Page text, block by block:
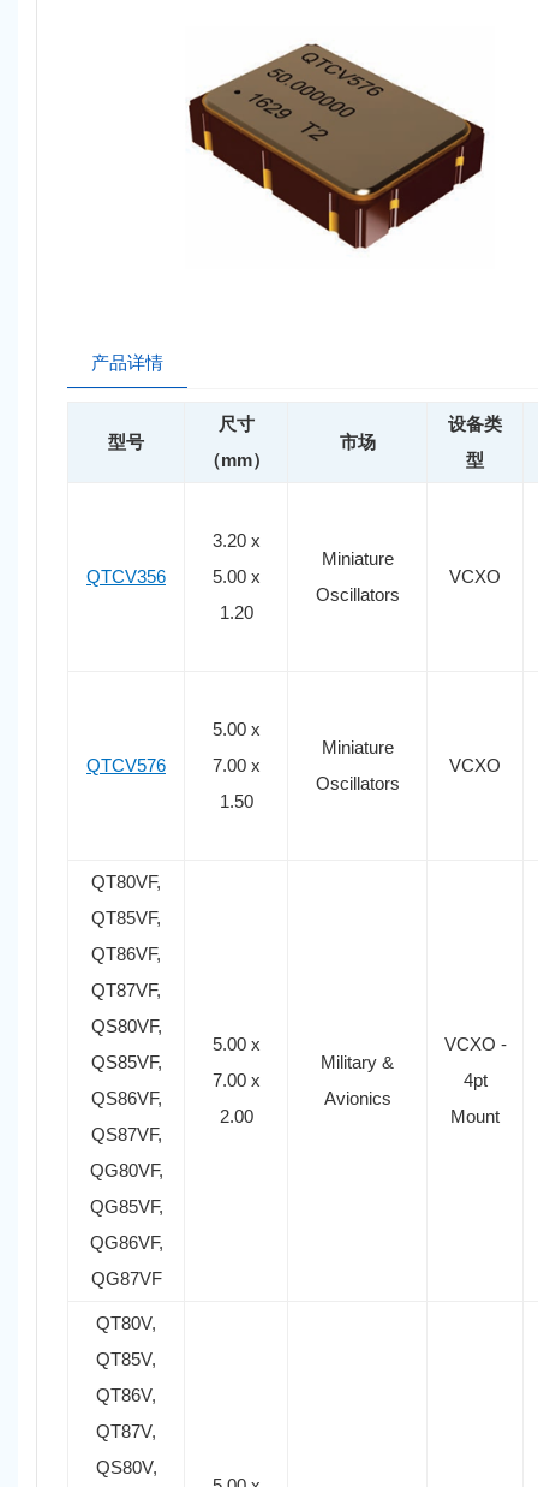
产品详情
型号
尺寸
（mm）
市场
设备类
型
QTCV356
3.20 x
5.00 x
1.20
Miniature
Oscillators
VCXO
QTCV576
5.00 x
7.00 x
1.50
Miniature
Oscillators
VCXO
QT80VF,
QT85VF,
QT86VF,
QT87VF,
QS80VF,
QS85VF,
QS86VF,
QS87VF,
QG80VF,
QG85VF,
QG86VF,
QG87VF
5.00 x
7.00 x
2.00
Military &
Avionics
VCXO -
4pt
Mount
QT80V,
QT85V,
QT86V,
QT87V,
QS80V,